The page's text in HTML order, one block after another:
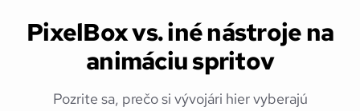
PixelBox vs. iné nástroje na
animáciu spritov
Pozrite sa, prečo si vývojári hier vyberajú